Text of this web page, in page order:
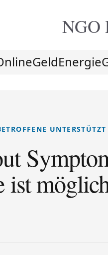
NGO
GeldEnergie
UNTERSTÜTZT
ist